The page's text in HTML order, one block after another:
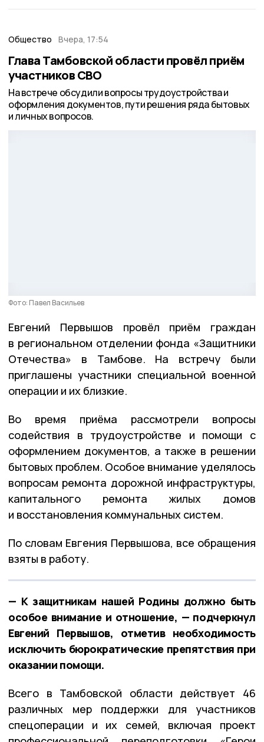
Общество Вчера, 17:54
Глава Тамбовской области провёл приём
участников СВО
На встрече обсудили вопросы трудоустройства и
оформления документов, пути решения ряда бытовых
и личных вопросов.
Фото: Павел Васильев
Евгений Первышов провёл приём граждан
в региональном отделении фонда «Защитники
Отечества» в Тамбове. На встречу были
приглашены участники специальной военной
операции и их близкие.
Во время приёма рассмотрели вопросы
содействия в трудоустройстве и помощи с
оформлением документов, а также в решении
бытовых проблем. Особое внимание уделялось
вопросам ремонта дорожной инфраструктуры,
капитального ремонта жилых домов
и восстановления коммунальных систем.
По словам Евгения Первышова, все обращения
взяты в работу.
— К защитникам нашей Родины должно быть
особое внимание и отношение, — подчеркнул
Евгений Первышов, отметив необходимость
исключить бюрократические препятствия при
оказании помощи.
Всего в Тамбовской области действует 46
различных мер поддержки для участников
спецоперации и их семей, включая проект